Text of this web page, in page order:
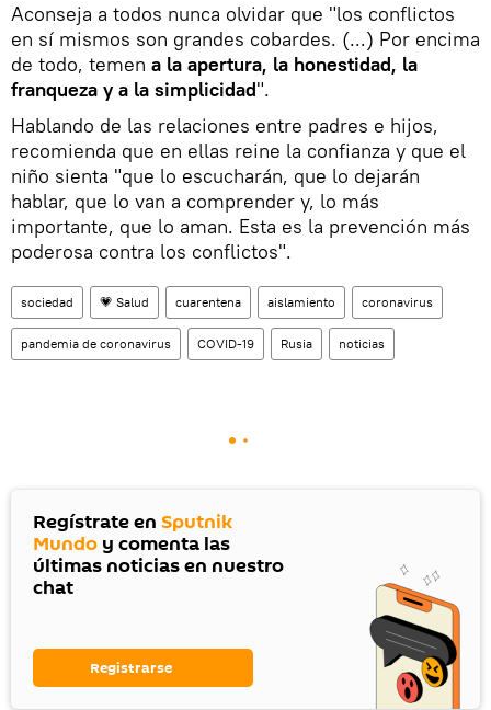
Aconseja a todos nunca olvidar que "los conflictos
en sí mismos son grandes cobardes. (...) Por encima
de todo, temen a la apertura, la honestidad, la
franqueza y a la simplicidad".
Hablando de las relaciones entre padres e hijos,
recomienda que en ellas reine la confianza y que el
niño sienta "que lo escucharán, que lo dejarán
hablar, que lo van a comprender y, lo más
importante, que lo aman. Esta es la prevención más
poderosa contra los conflictos".
sociedad 💗 Salud cuarentena aislamiento coronavirus
pandemia de coronavirus COVID-19 Rusia noticias
Regístrate en Sputnik
Mundo y comenta las
últimas noticias en nuestro
chat
Registrarse